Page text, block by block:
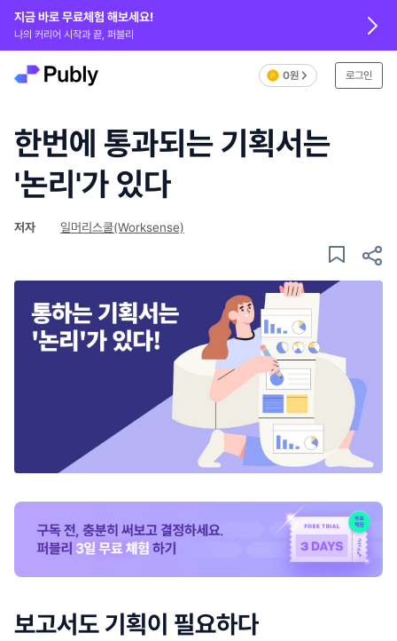
지금 바로 무료체험 해보세요!
나의 커리어 시작과 끝, 퍼블리
0원 로그인
한번에 통과되는 기획서는
'논리'가 있다
저자 일머리스쿨(Worksense)
보고서도 기획이 필요하다